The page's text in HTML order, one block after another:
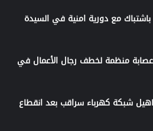
مع دورية امنية في السيدة
منظمة لخطف رجال الأعمال في
شبكة كهرباء سراقب بعد انقطاع